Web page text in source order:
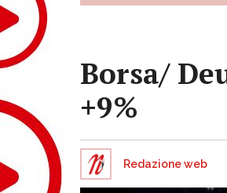
Borsa/
+9%
Redazione web